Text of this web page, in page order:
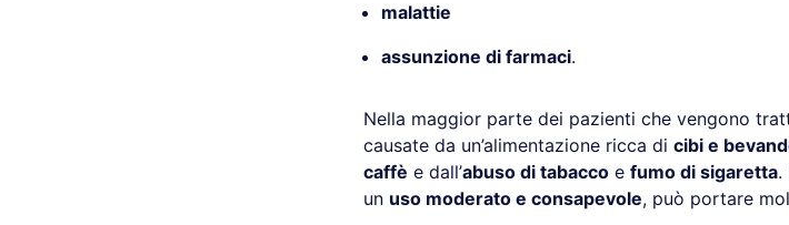
malattie
assunzione di farmaci.
Nella maggior parte dei pazienti che vengono
causate da un’alimentazione ricca di cibi e
caffè e dall’abuso di tabacco e fumo di sigaretta.
un uso moderato e consapevole, può portare